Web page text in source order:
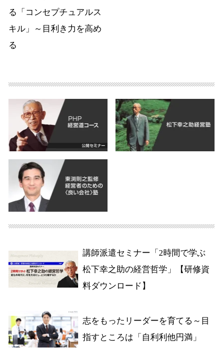
る「コンセプチュアルス
キル」～目利き力を高め
る
講師派遣セミナー「2時間で学ぶ
松下幸之助の経営哲学」【研修資
料ダウンロード】
志をもったリーダーを育てる～目
指すところは「自利利他円満」